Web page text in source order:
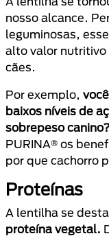
nosso alcance.
leguminosas,
alto valor nutritivo
cães.
Por exemplo,
baixos níveis de
sobrepeso
PURINA® os
por que cachorro
Proteínas
A lentilha se
proteína vegetal.